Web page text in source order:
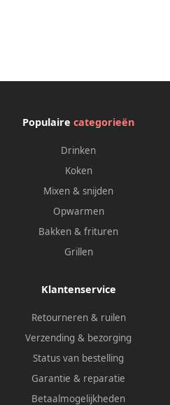
Populaire categorieën
Drinken
Koken
Mixen & snijden
Opwarmen
Bakken & frituren
Grillen
Klantenservice
Retourneren & ruilen
Verzending & bezorging
Status van bestelling
Garantie & reparatie
Betaalmogelijkheden